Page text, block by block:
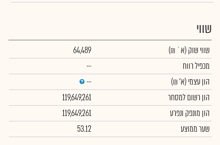
שווי
שווי שוק (א` ₪)
64,489
מכפיל רווח
--
הון עצמי (א' ₪)
--
הון רשום למסחר
119,649,261
הון מונפק ונפרע
119,649,261
שער ממוצע
53.12